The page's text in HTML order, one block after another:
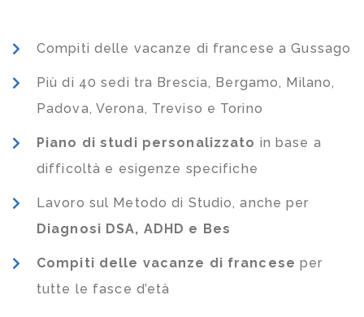
Compiti delle vacanze di francese a Gussago
Più di 40 sedi tra Brescia, Bergamo, Milano,
Padova, Verona, Treviso e Torino
Piano di studi personalizzato in base a
difficoltà e esigenze specifiche
Lavoro sul Metodo di Studio, anche per
Diagnosi DSA, ADHD e Bes
Compiti delle vacanze di francese per
tutte le fasce d’età